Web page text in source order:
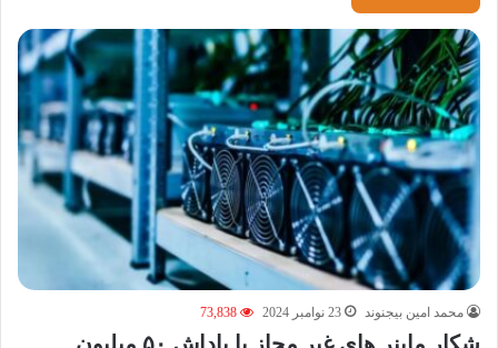
محمد امین بیجنوند 23 نوامبر 2024 73,838